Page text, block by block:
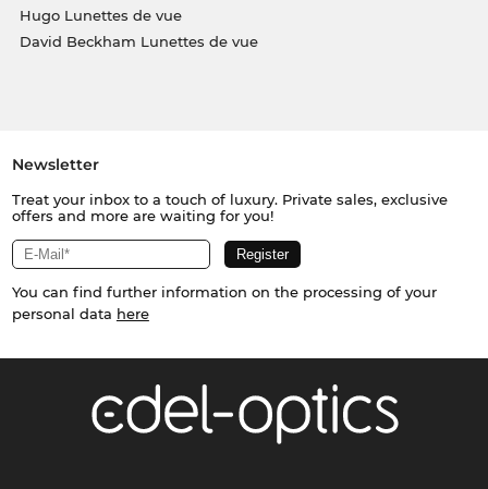
Hugo Lunettes de vue
David Beckham Lunettes de vue
Newsletter
Treat your inbox to a touch of luxury. Private sales, exclusive
offers and more are waiting for you!
You can find further information on the processing of your
personal data here